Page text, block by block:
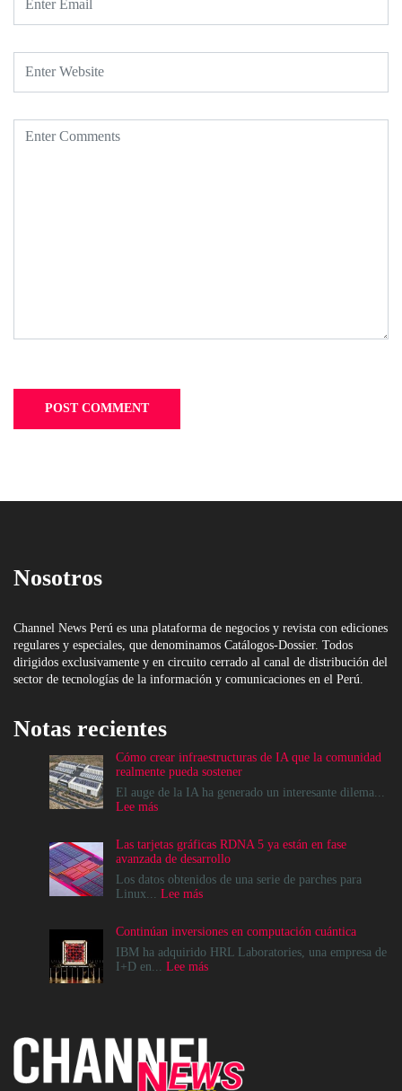
Nosotros
Channel News Perú es una plataforma de negocios y revista con ediciones
regulares y especiales, que denominamos Catálogos-Dossier. Todos
dirigidos exclusivamente y en circuito cerrado al canal de distribución del
sector de tecnologías de la información y comunicaciones en el Perú.
Notas recientes
Cómo crear infraestructuras de IA que la comunidad
realmente pueda sostener
El auge de la IA ha generado un interesante dilema...
Lee más:
infraestructuras
de
IA
que
realmente
pueda
sostener
Las tarjetas gráficas RDNA 5 ya están en fase
avanzada de desarrollo
Los datos obtenidos de una serie de parches para
Linux... Lee más:
gráficas
RDNA
5
avanzada
desarrollo
Continúan inversiones en computación cuántica
IBM ha adquirido HRL Laboratories, una empresa de
I+D en... Lee más: